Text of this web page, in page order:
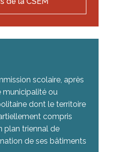
scolaire, après
ou
dont le territoire
compris
plan triennal de
de ses bâtiments